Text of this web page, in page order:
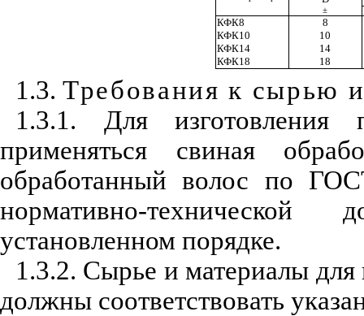
±
КФК8
8
КФК10
10
КФК14
14
КФК18
18
1.3. Требования к сырью
1.3.1. Для
применяться свиная
обработанный волос по
нормативно-
установленном порядке.
1.3.2. Сырье и материалы для
должны соответствовать